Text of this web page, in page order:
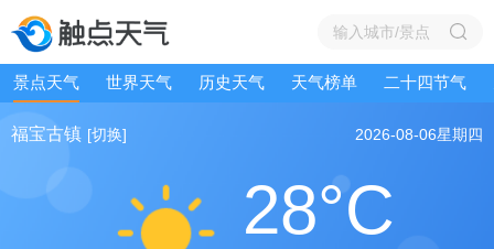
景点天气 世界天气 历史天气 天气榜单 二十四节气
福宝古镇 [切换] 2026-08-06星期四
28°C